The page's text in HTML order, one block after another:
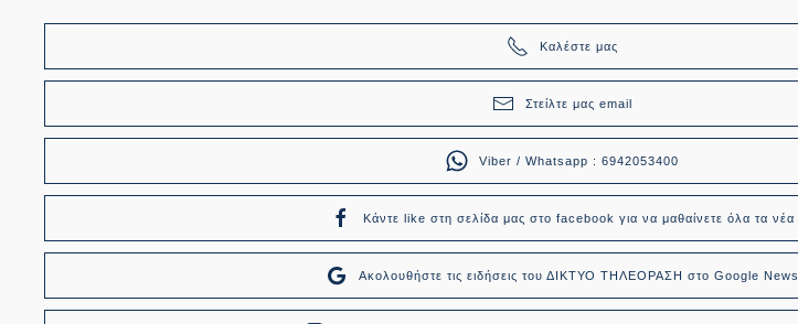
Καλέστε μας
Στείλτε μας email
Viber / Whatsapp : 6942053400
Κάντε like στη σελίδα μας στο facebook για να μαθαίνετε όλα τα νέα
Ακολουθήστε τις ειδήσεις του ΔΙΚΤΥΟ ΤΗΛΕΟΡΑΣΗ στο Google News